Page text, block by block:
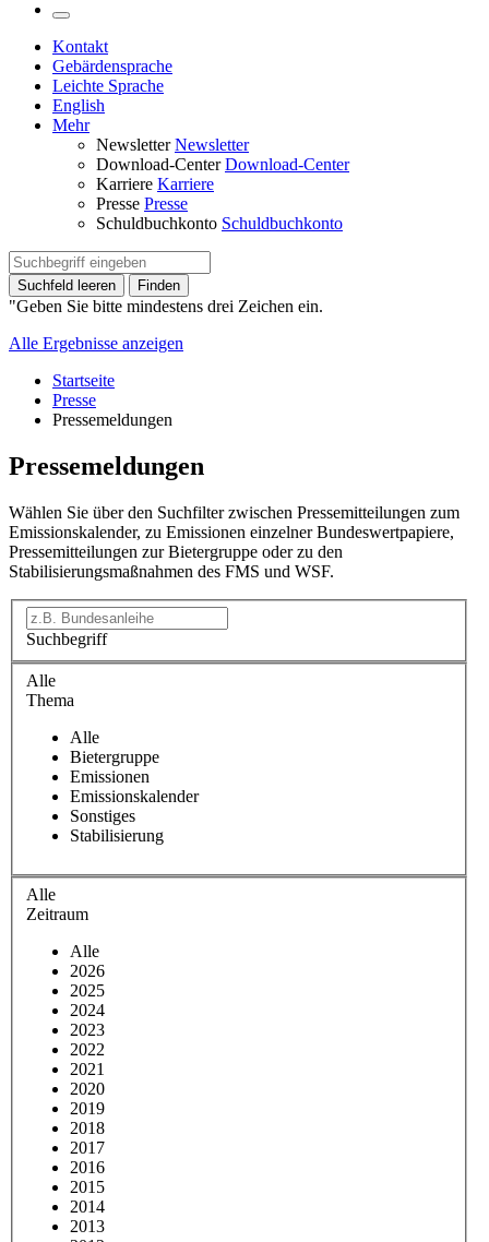
Kontakt
Gebärdensprache
Leichte Sprache
English
Mehr
Newsletter Newsletter
Download-Center Download-Center
Karriere Karriere
Presse Presse
Schuldbuchkonto Schuldbuchkonto
Suchfeld leeren Finden
"Geben Sie bitte mindestens drei Zeichen ein.
Alle Ergebnisse anzeigen
Startseite
Presse
Pressemeldungen
Pressemeldungen
Wählen Sie über den Suchfilter zwischen Pressemitteilungen zum
Emissionskalender, zu Emissionen einzelner Bundeswertpapiere,
Pressemitteilungen zur Bietergruppe oder zu den
Stabilisierungsmaßnahmen des FMS und WSF.
Suchbegriff
Alle
Thema
Alle
Bietergruppe
Emissionen
Emissionskalender
Sonstiges
Stabilisierung
Alle
Zeitraum
Alle
2026
2025
2024
2023
2022
2021
2020
2019
2018
2017
2016
2015
2014
2013